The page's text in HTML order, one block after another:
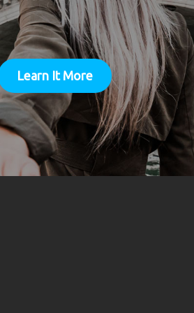
Für Windows
Learn It More